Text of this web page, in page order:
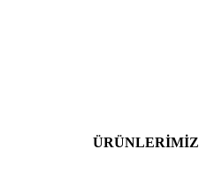
ÜRÜNLERIMIZ